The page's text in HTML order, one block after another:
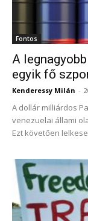
Fontos
A
egyik fő
Kenderessy Milán -
A dollár milliárdos
venezuelai állami
Ezt követően